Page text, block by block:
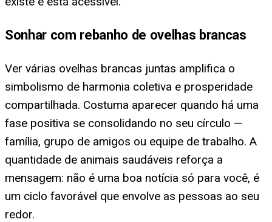
Sonhar com rebanho de ovelhas brancas
Ver várias ovelhas brancas juntas amplifica o
simbolismo de harmonia coletiva e prosperidade
compartilhada. Costuma aparecer quando há uma
fase positiva se consolidando no seu círculo —
família, grupo de amigos ou equipe de trabalho. A
quantidade de animais saudáveis reforça a
mensagem: não é uma boa notícia só para você, é
um ciclo favorável que envolve as pessoas ao seu
redor.